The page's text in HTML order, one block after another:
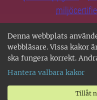
Denna webbplats
webbläsare. Vissa kakor
ska fungera korrekt.
Hantera valbara kakor
Tillåt